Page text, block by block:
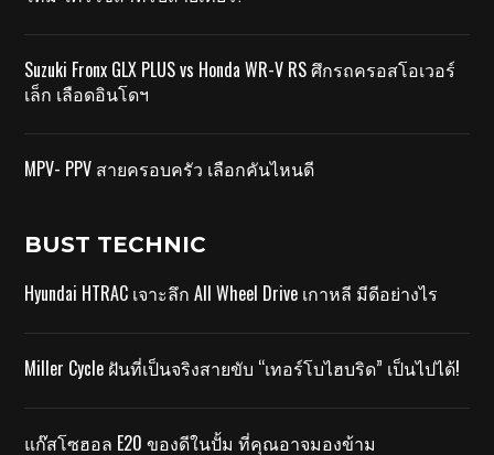
Suzuki Fronx GLX PLUS vs Honda WR-V RS ศึกรถครอสโอเวอร์
เล็ก เลือดอินโดฯ
MPV- PPV สายครอบครัว เลือกคันไหนดี
BUST TECHNIC
Hyundai HTRAC เจาะลึก All Wheel Drive เกาหลี มีดีอย่างไร
Miller Cycle ฝันที่เป็นจริงสายขับ “เทอร์โบไฮบริด” เป็นไปได้!
แก๊สโซฮอล E20 ของดีในปั้ม ที่คุณอาจมองข้าม